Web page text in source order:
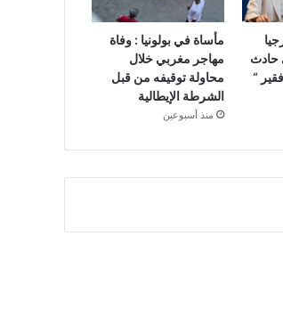
حادث
“
مأساة في بولونيا : وفاة
مهاجر مغربي خلال
محاولة توقيفه من قبل
الشرطة الإيطالية
منذ أسبوعين